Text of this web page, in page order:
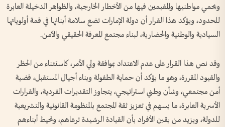
ويحمي مواطنيها والمقيمين فيها من الأخطار الخارجية، والظواهر الدخيلة العابرة
للحدود، ويؤكد هذا القرار أن دولة الإمارات تضع سلامة أبنائها في قمة أولوياتها
السيادية والوطنية والحضارية، لبناء مجتمع المعرفة الحقيقي والآمن.
وقد نص هذا القرار على عدم الاعتداد بموافقة ولي الأمر، كاستثناء من الحظر
والقيود المقررة، وهو ما يؤكد أن حماية الطفولة وبناء أجيال المستقبل، قضية
أمن مجتمعي، وشأن وطني استراتيجي، يتجاوز التقديرات الفردية، والقرارات
الأسرية العابرة، ما يسهم في تعزيز ثقة المجتمع بالمنظومة القانونية والتشريعية
للدولة، ويزيد من يقين الأفراد بأن القيادة الرشيدة ترعاهم، وتحيط أبناءهم